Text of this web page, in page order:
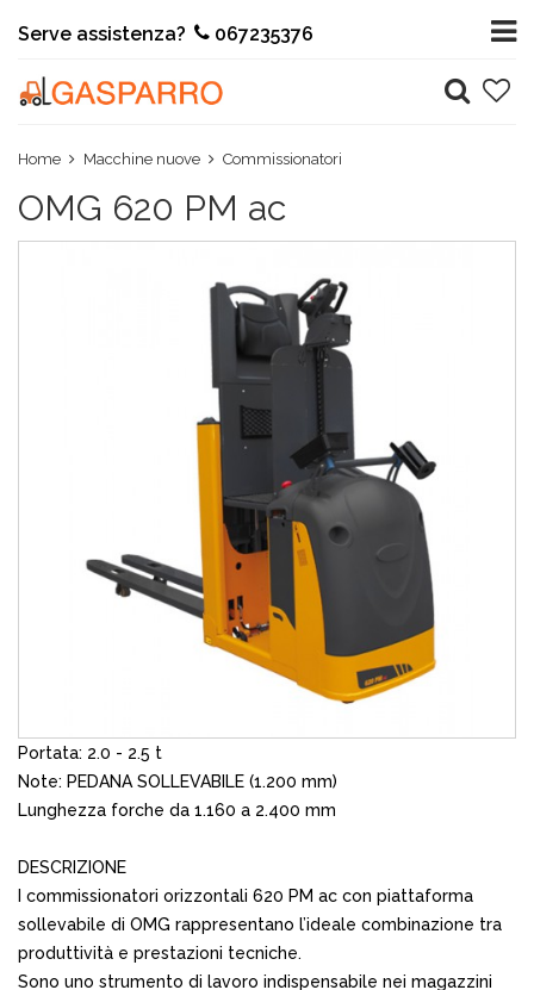
Serve assistenza? 067235376
Home Macchine nuove Commissionatori
OMG 620 PM ac
Portata: 2.0 - 2.5 t
Note: PEDANA SOLLEVABILE (1.200 mm)
Lunghezza forche da 1.160 a 2.400 mm
DESCRIZIONE
I commissionatori orizzontali 620 PM ac con piattaforma
sollevabile di OMG rappresentano l’ideale combinazione tra
produttività e prestazioni tecniche.
Sono uno strumento di lavoro indispensabile nei magazzini